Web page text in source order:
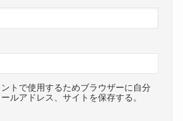
トで使用するためブラウザーに自分
ルアドレス、サイトを保存する。